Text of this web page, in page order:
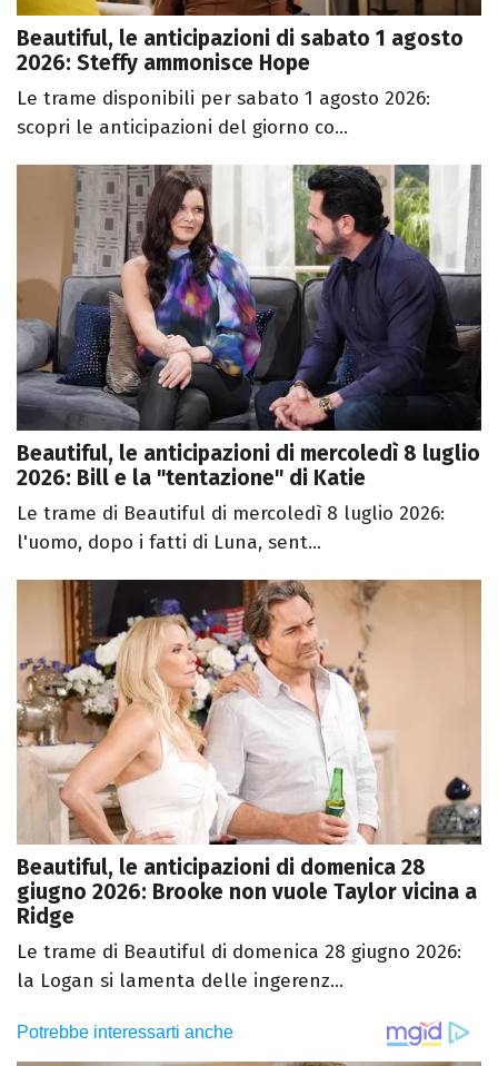
Beautiful, le anticipazioni di sabato 1 agosto
2026: Steffy ammonisce Hope
Le trame disponibili per sabato 1 agosto 2026:
scopri le anticipazioni del giorno co...
Beautiful, le anticipazioni di mercoledì 8 luglio
2026: Bill e la "tentazione" di Katie
Le trame di Beautiful di mercoledì 8 luglio 2026:
l'uomo, dopo i fatti di Luna, sent...
Beautiful, le anticipazioni di domenica 28
giugno 2026: Brooke non vuole Taylor vicina a
Ridge
Le trame di Beautiful di domenica 28 giugno 2026:
la Logan si lamenta delle ingerenz...